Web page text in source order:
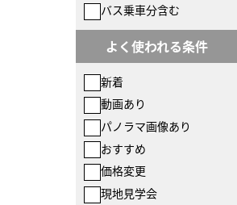
バス乗車分含む
よく使われる条件
新着
動画あり
パノラマ画像あり
おすすめ
価格変更
現地見学会